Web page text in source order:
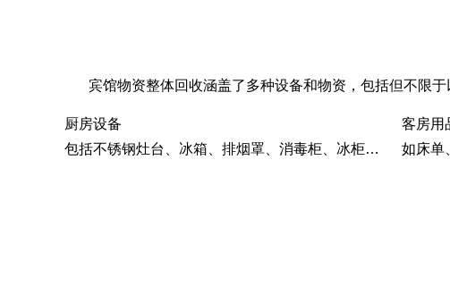
宾馆物资整体回收涵盖了多种设备和物资，包括但不限于
厨房设备
包括不锈钢灶台、冰箱、排烟罩、消毒柜、冰柜等。
客房用
如床单